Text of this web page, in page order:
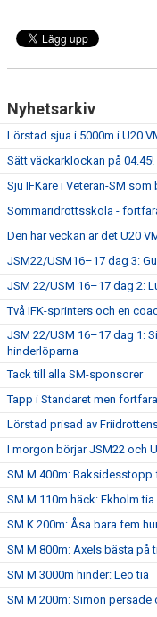
Nyhetsarkiv
Lörstad sjua i 5000m i U20
Sätt väckarklockan på
Sju IFKare i Veteran-SM
Sommaridrottsskola -
Den här veckan är det U20
JSM22/USM16–17 dag 3:
JSM 22/USM 16–17 dag 2:
Två IFK-sprinters och en
JSM 22/USM 16–17 dag 1:
hinderlöparna
Tack till alla SM-sponsorer
Tapp i Standaret men
Lörstad prisad av
I morgon börjar JSM22 och
SM M 400m: Baksidesstopp
SM M 110m häck: Ekholm tia
SM K 200m: Åsa bara fem
SM M 800m: Axels bästa på
SM M 3000m hinder: Leo tia
SM M 200m: Simon